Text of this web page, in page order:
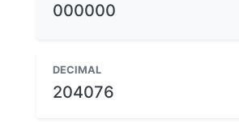
000000
DECIMAL
204076